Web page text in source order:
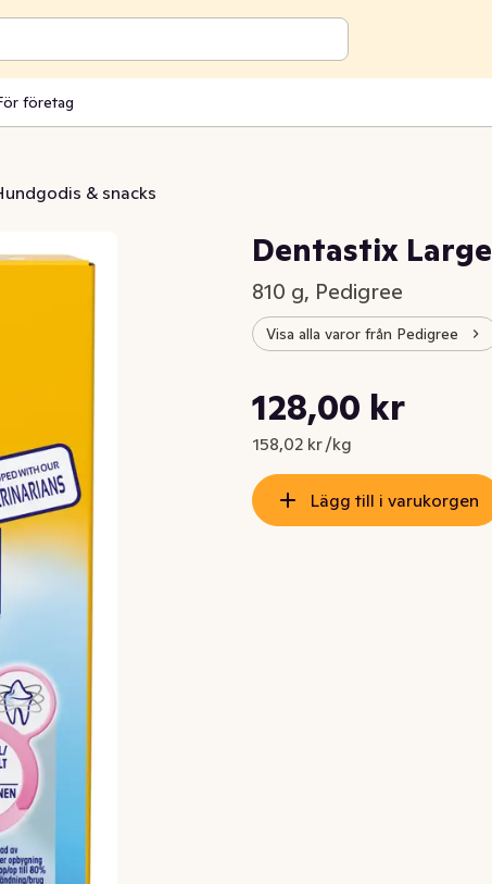
företag
& snacks
Dentastix Large
810 g, Pedigree
Visa alla varor från Pedigree
Nuvarande pris är: 128,00 kr
128,00 kr
158,02 kr /kg
Styckpris: 158,02 kr /kg
Lägg till i varukorgen